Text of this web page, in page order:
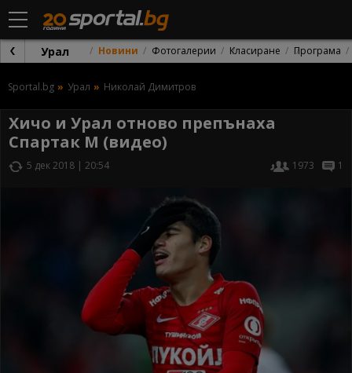
Урал Новини Фотогалерии Класиране Програма
Sportal.bg Урал Николай Димитров
Хичо и Урал отново препънаха
Спартак М (видео)
5 дек 2018 | 20:54 1973 1